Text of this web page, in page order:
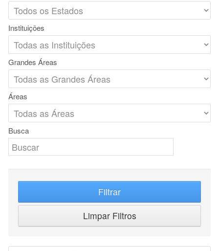
Instituições
Grandes Áreas
Áreas
Busca
Filtrar
Limpar Filtros